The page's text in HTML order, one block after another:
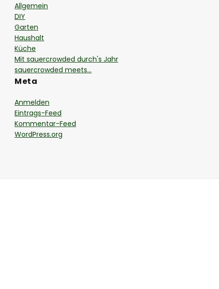
Allgemein
DIY
Garten
Haushalt
Küche
Mit sauercrowded durch's Jahr
sauercrowded meets…
Meta
Anmelden
Eintrags-Feed
Kommentar-Feed
WordPress.org